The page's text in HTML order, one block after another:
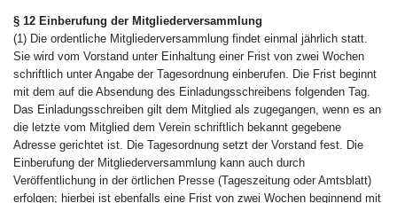
§ 12 Einberufung der Mitgliederversammlung
(1) Die ordentliche Mitgliederversammlung findet einmal jährlich statt.
Sie wird vom Vorstand unter Einhaltung einer Frist von zwei Wochen
schriftlich unter Angabe der Tagesordnung einberufen. Die Frist beginnt
mit dem auf die Absendung des Einladungsschreibens folgenden Tag.
Das Einladungsschreiben gilt dem Mitglied als zugegangen, wenn es an
die letzte vom Mitglied dem Verein schriftlich bekannt gegebene
Adresse gerichtet ist. Die Tagesordnung setzt der Vorstand fest. Die
Einberufung der Mitgliederversammlung kann auch durch
Veröffentlichung in der örtlichen Presse (Tageszeitung oder Amtsblatt)
erfolgen; hierbei ist ebenfalls eine Frist von zwei Wochen beginnend mit